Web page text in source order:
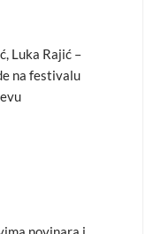
Luka Rajić –
na festivalu